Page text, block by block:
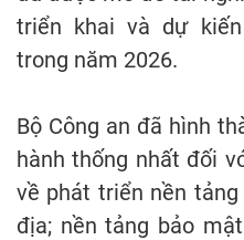
triển khai và dự
trong năm 2026.
Bộ Công an đã hình
hành thống nhất đối
về phát triển nền
địa; nền tảng bảo